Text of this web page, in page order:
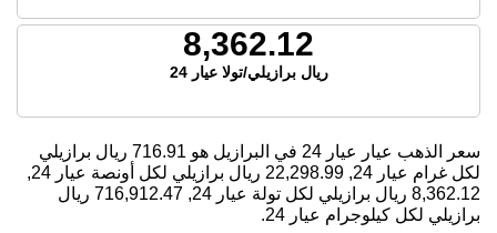
8,362.12
ريال برازيلي/تولا عيار 24
سعر الذهب عيار عيار 24 في البرازيل هو 716.91 ريال برازيلي
لكل غرام عيار 24,
22,298.99 ريال برازيلي لكل أونصة عيار 24,
8,362.12 ريال برازيلي لكل تولة عيار 24, 716,912.47 ريال
برازيلي لكل كيلوجرام عيار 24.